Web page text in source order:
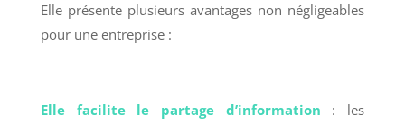
Elle présente plusieurs avantages non négligeables
pour une entreprise :
Elle facilite le partage d’information : les